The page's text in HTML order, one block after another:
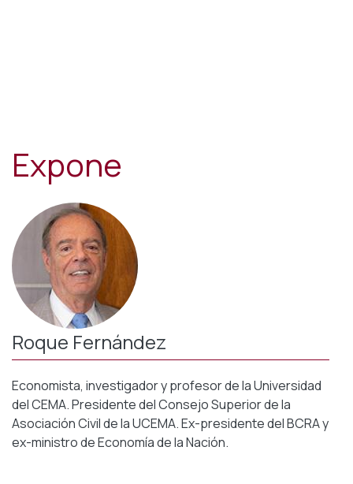
Expone
Roque Fernández
Economista, investigador y profesor de la Universidad
del CEMA. Presidente del Consejo Superior de la
Asociación Civil de la UCEMA. Ex-presidente del BCRA y
ex-ministro de Economía de la Nación.